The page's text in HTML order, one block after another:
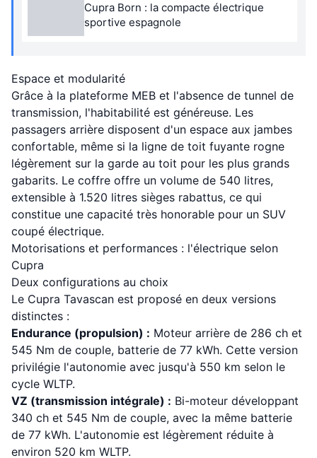
Cupra Born : la compacte électrique
sportive espagnole
Espace et modularité
Grâce à la plateforme MEB et l'absence de tunnel de
transmission, l'habitabilité est généreuse. Les
passagers arrière disposent d'un espace aux jambes
confortable, même si la ligne de toit fuyante rogne
légèrement sur la garde au toit pour les plus grands
gabarits. Le coffre offre un volume de 540 litres,
extensible à 1.520 litres sièges rabattus, ce qui
constitue une capacité très honorable pour un SUV
coupé électrique.
Motorisations et performances : l'électrique selon
Cupra
Deux configurations au choix
Le Cupra Tavascan est proposé en deux versions
distinctes :
Endurance (propulsion) : Moteur arrière de 286 ch et
545 Nm de couple, batterie de 77 kWh. Cette version
privilégie l'autonomie avec jusqu'à 550 km selon le
cycle WLTP.
VZ (transmission intégrale) : Bi-moteur développant
340 ch et 545 Nm de couple, avec la même batterie
de 77 kWh. L'autonomie est légèrement réduite à
environ 520 km WLTP.